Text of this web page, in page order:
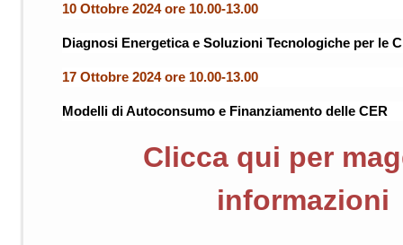
10 Ottobre 2024 ore 10.00-13.00
Diagnosi Energetica e Soluzioni Tecnologiche per le
17 Ottobre 2024 ore 10.00-13.00
Modelli di Autoconsumo e Finanziamento delle CER
Clicca qui per
informazioni